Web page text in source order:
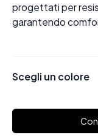
progettati per
garantendo
Scegli un colore